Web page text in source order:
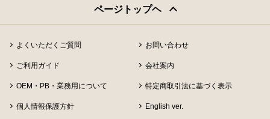
ページトップヘ
よくいただくご質問 お問い合わせ
ご利用ガイド 会社案内
OEM・PB・業務用について 特定商取引法に基づく表示
個人情報保護方針 English ver.